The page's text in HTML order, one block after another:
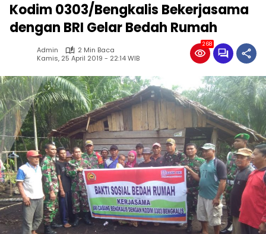
Kodim 0303/Bengkalis Bekerjasama
dengan BRI Gelar Bedah Rumah
Admin
2 Min Baca
Kamis, 25 April 2019 - 22:14 WIB
268